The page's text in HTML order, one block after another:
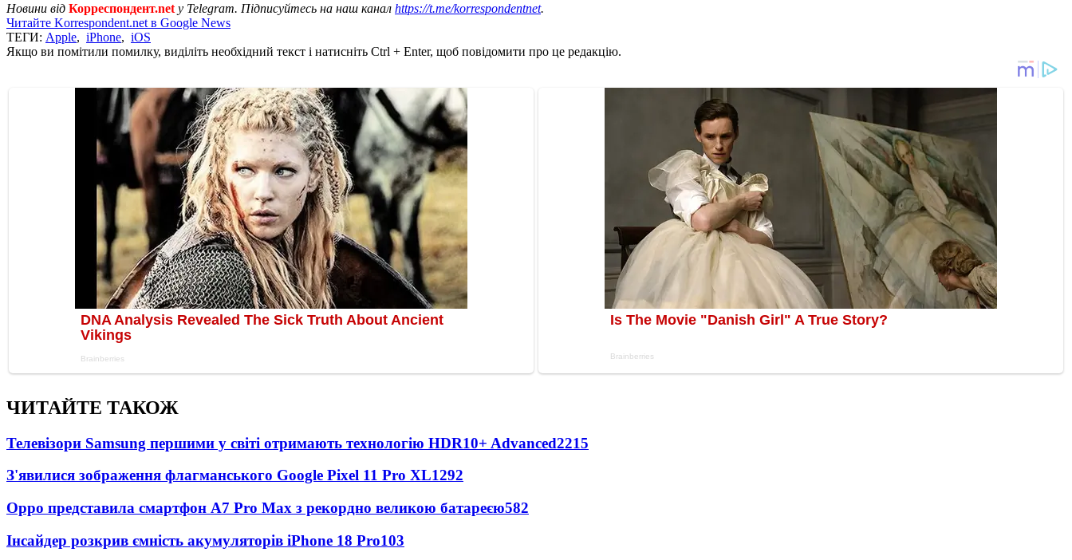
Новини від Корреспондент.net у Telegram. Підписуйтесь на наш канал https://t.me/korrespondentnet.
Читайте Korrespondent.net в Google News
ТЕГИ: Apple, iPhone, iOS
Якщо ви помітили помилку, виділіть необхідний текст і натисніть Ctrl + Enter, щоб повідомити про це редакцію.
ЧИТАЙТЕ ТАКОЖ
Телевізори Samsung першими у світі отримають технологію HDR10+ Advanced2215
З'явилися зображення флагманського Google Pixel 11 Pro XL1292
Oppo представила смартфон A7 Pro Max з рекордно великою батареєю582
Інсайдер розкрив ємність акумуляторів iPhone 18 Pro103